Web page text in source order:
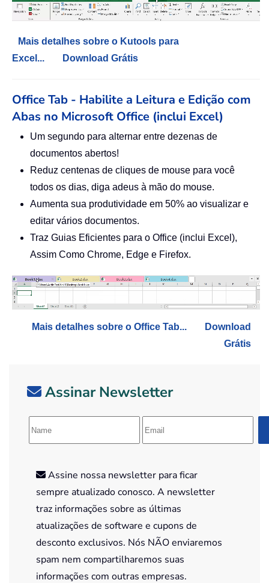
Mais detalhes sobre o Kutools para
Excel...
Download Grátis
Office Tab - Habilite a Leitura e Edição com
Abas no Microsoft Office (inclui Excel)
Um segundo para alternar entre dezenas de
documentos abertos!
Reduz centenas de cliques de mouse para você
todos os dias, diga adeus à mão do mouse.
Aumenta sua produtividade em 50% ao visualizar e
editar vários documentos.
Traz Guias Eficientes para o Office (inclui Excel),
Assim Como Chrome, Edge e Firefox.
Mais detalhes sobre o Office Tab...
Download
Grátis
Assinar Newsletter
Assine nossa newsletter para ficar
sempre atualizado conosco. A newsletter
traz informações sobre as últimas
atualizações de software e cupons de
desconto exclusivos. Nós NÃO enviaremos
spam nem compartilharemos suas
informações com outras empresas.